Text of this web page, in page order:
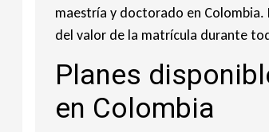
maestría y doctorado en
del valor de la matrícula durante
Planes
en Colombia